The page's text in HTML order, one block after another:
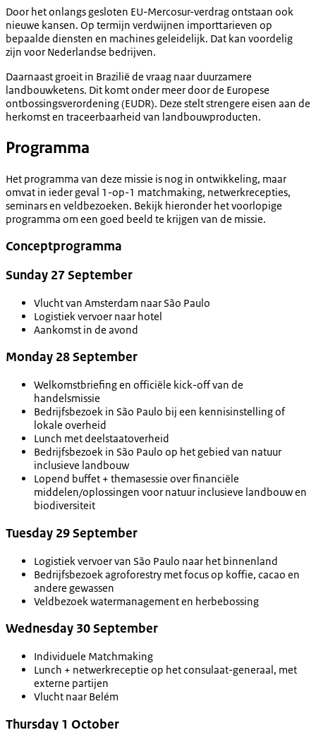
Door het onlangs gesloten EU-Mercosur-verdrag ontstaan ook
nieuwe kansen. Op termijn verdwijnen importtarieven op
bepaalde diensten en machines geleidelijk. Dat kan voordelig
zijn voor Nederlandse bedrijven.
Daarnaast groeit in Brazilië de vraag naar duurzamere
landbouwketens. Dit komt onder meer door de Europese
ontbossingsverordening (EUDR). Deze stelt strengere eisen aan de
herkomst en traceerbaarheid van landbouwproducten.
Programma
Het programma van deze missie is nog in ontwikkeling, maar
omvat in ieder geval 1-op-1 matchmaking, netwerkrecepties,
seminars en veldbezoeken. Bekijk hieronder het voorlopige
programma om een goed beeld te krijgen van de missie.
Conceptprogramma
Sunday 27 September
Vlucht van Amsterdam naar São Paulo
Logistiek vervoer naar hotel
Aankomst in de avond
Monday 28 September
Welkomstbriefing en officiële kick-off van de
handelsmissie
Bedrijfsbezoek in São Paulo bij een kennisinstelling of
lokale overheid
Lunch met deelstaatoverheid
Bedrijfsbezoek in São Paulo op het gebied van natuur
inclusieve landbouw
Lopend buffet + themasessie over financiële
middelen/oplossingen voor natuur inclusieve landbouw en
biodiversiteit
Tuesday 29 September
Logistiek vervoer van São Paulo naar het binnenland
Bedrijfsbezoek agroforestry met focus op koffie, cacao en
andere gewassen
Veldbezoek watermanagement en herbebossing
Wednesday 30 September
Individuele Matchmaking
Lunch + netwerkreceptie op het consulaat-generaal, met
externe partijen
Vlucht naar Belém
Thursday 1 October